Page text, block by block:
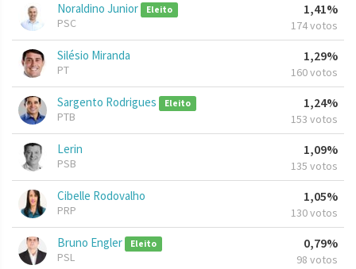
Noraldino Junior Eleito
PSC
1,41%
174 votos
Silésio Miranda
PT
1,29%
160 votos
Sargento Rodrigues Eleito
PTB
1,24%
153 votos
Lerin
PSB
1,09%
135 votos
Cibelle Rodovalho
PRP
1,05%
130 votos
Bruno Engler Eleito
PSL
0,79%
98 votos